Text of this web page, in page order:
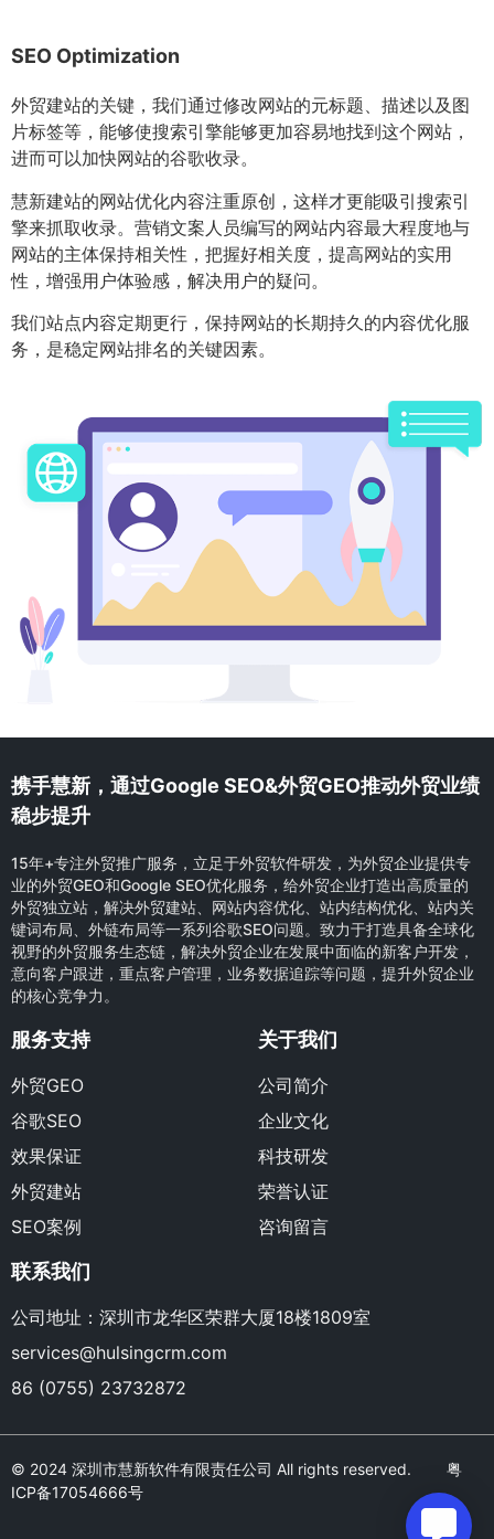
SEO Optimization
外贸建站的关键，我们通过修改网站的元标题、描述以及图
片标签等，能够使搜索引擎能够更加容易地找到这个网站，
进而可以加快网站的谷歌收录。
慧新建站的网站优化内容注重原创，这样才更能吸引搜索引
擎来抓取收录。营销文案人员编写的网站内容最大程度地与
网站的主体保持相关性，把握好相关度，提高网站的实用
性，增强用户体验感，解决用户的疑问。
我们站点内容定期更行，保持网站的长期持久的内容优化服
务，是稳定网站排名的关键因素。
携手慧新，通过Google SEO&外贸GEO推动外贸业绩
稳步提升
15年+专注外贸推广服务，立足于外贸软件研发，为外贸企业提供专
业的外贸GEO和Google SEO优化服务，给外贸企业打造出高质量的
外贸独立站，解决外贸建站、网站内容优化、站内结构优化、站内关
键词布局、外链布局等一系列谷歌SEO问题。致力于打造具备全球化
视野的外贸服务生态链，解决外贸企业在发展中面临的新客户开发，
意向客户跟进，重点客户管理，业务数据追踪等问题，提升外贸企业
的核心竞争力。
服务支持
外贸GEO
谷歌SEO
效果保证
外贸建站
SEO案例
关于我们
公司简介
企业文化
科技研发
荣誉认证
咨询留言
联系我们
公司地址：深圳市龙华区荣群大厦18楼1809室
services@hulsingcrm.com
86 (0755) 23732872
© 2024 深圳市慧新软件有限责任公司 All rights reserved. 粤
ICP备17054666号